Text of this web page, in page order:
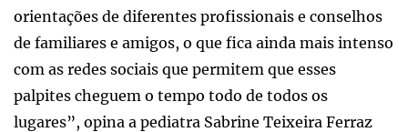
orientações de diferentes profissionais e conselhos
de familiares e amigos, o que fica ainda mais intenso
com as redes sociais que permitem que esses
palpites cheguem o tempo todo de todos os
lugares”, opina a pediatra Sabrine Teixeira Ferraz